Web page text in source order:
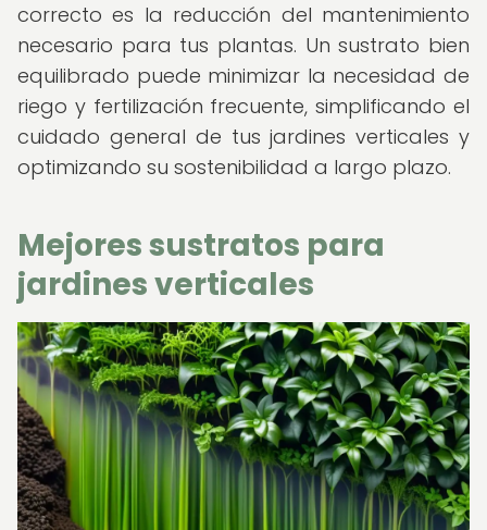
correcto es la reducción del mantenimiento
necesario para tus plantas. Un sustrato bien
equilibrado puede minimizar la necesidad de
riego y fertilización frecuente, simplificando el
cuidado general de tus jardines verticales y
optimizando su sostenibilidad a largo plazo.
Mejores sustratos para
jardines verticales